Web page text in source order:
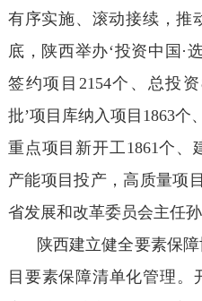
有序实施、滚动接续，推
底，陕西举办‘投资中国·
签约项目2154个、总投资
批’项目库纳入项目1863个
重点项目新开工1861个、
产能项目投产，高质量项
省发展和改革委员会主任孙
陕西建立健全要素保
目要素保障清单化管理。